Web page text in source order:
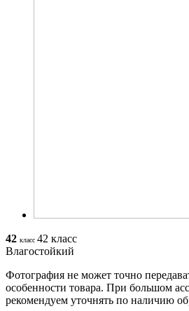
42 класс 42 класс
Влагостойкий
Фотография не может точно
особенности товара. При большом
рекомендуем уточнять по наличию